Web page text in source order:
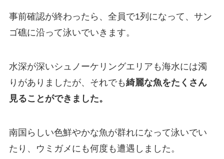
事前確認が終わったら、全員で1列になって、サン
ゴ礁に沿って泳いでいきます。
水深が深いシュノーケリングエリアも海水には濁
りがありましたが、それでも綺麗な魚をたくさん
見ることができました。
南国らしい色鮮やかな魚が群れになって泳いでい
たり、ウミガメにも何度も遭遇しました。